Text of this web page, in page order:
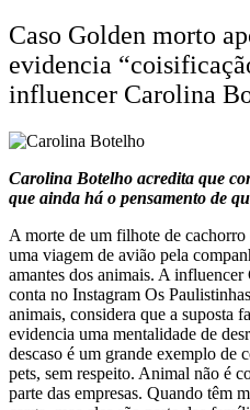
Caso Golden morto
evidencia
influencer Carolina
Carolina Botelho acredita que
que ainda há o pensamento de
A morte de um filhote de
uma viagem de avião pela
amantes dos animais. A
conta no Instagram Os
animais, considera que a suposta
evidencia uma mentalidade de
descaso é um grande exemplo de
pets, sem respeito. Animal não é
parte das empresas. Quando têm